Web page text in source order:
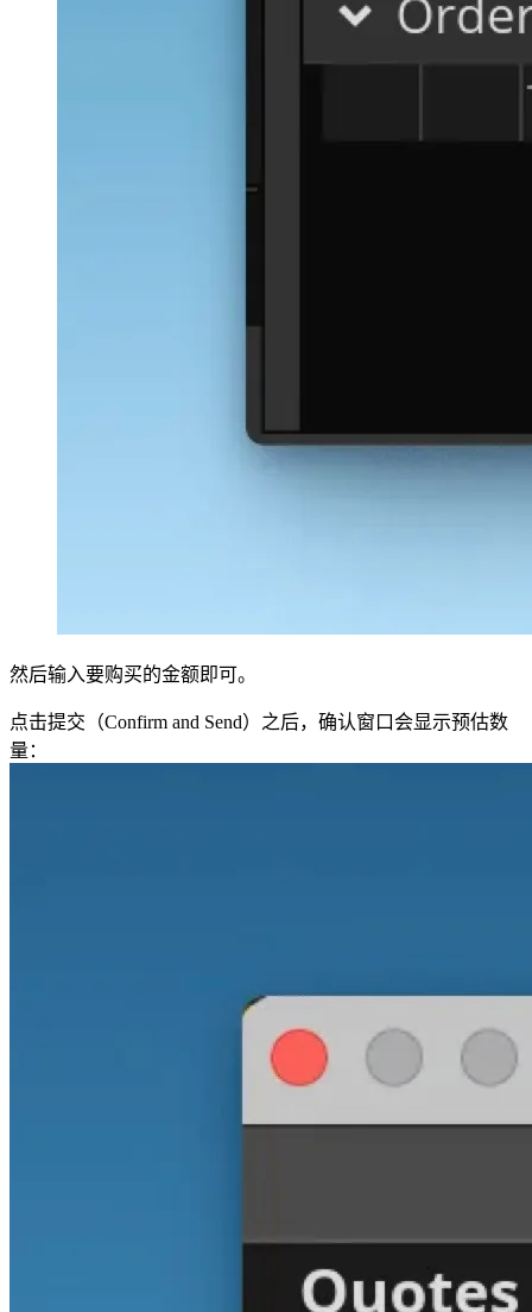
然后输入要购买的金额即可。
点击提交（Confirm and Send）之后，确认窗口会显示预估数
量：